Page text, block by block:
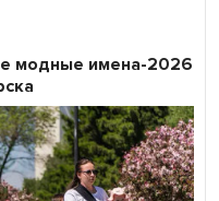
модные имена-2026